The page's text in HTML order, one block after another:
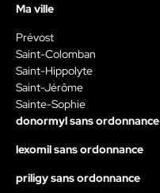
Ma ville
Prévost
Saint-Colomban
Saint-Hippolyte
Saint-Jérôme
Sainte-Sophie
donormyl sans ordonnance
lexomil sans ordonnance
priligy sans ordonnance